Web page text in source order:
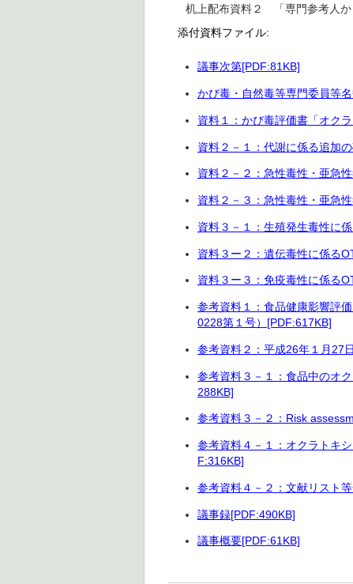
机上配布資料２ 「専門参考人か
添付資料ファイル:
議事次第[PDF:81KB]
かび毒・自然毒等専門委員等名
資料１：かび毒評価書「オク
資料２－１：代謝に係る追加
資料２－２：急性毒性・亜急
資料２－３：急性毒性・亜急
資料３－１：生殖発生毒性に
資料３ー２：遺伝毒性に係る
資料３ー３：免疫毒性に係る
参考資料１：食品健康影響評
0228第１号）[PDF:617KB]
参考資料２：平成26年１月27
参考資料３－１：食品中のオ
288KB]
参考資料３－２：Risk
参考資料４－１：オクラトキ
F:316KB]
参考資料４－２：文献リスト
議事録[PDF:490KB]
議事概要[PDF:61KB]